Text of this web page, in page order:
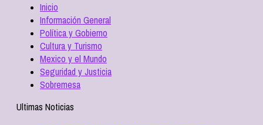
Inicio
Información General
Política y Gobierno
Cultura y Turismo
Mexico y el Mundo
Seguridad y Justicia
Sobremesa
Ultimas Noticias